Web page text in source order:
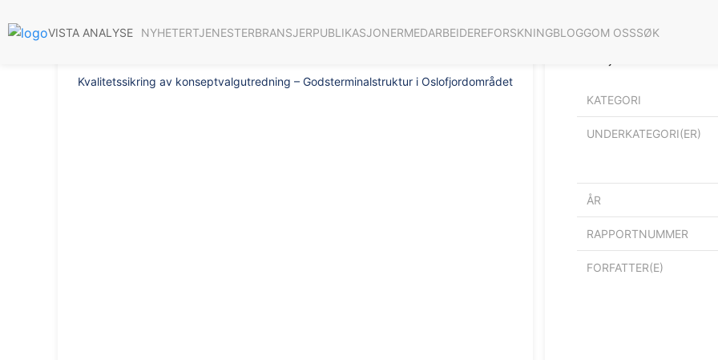
VISTA ANALYSE NYHETERTJENESTERBRANSJERPUBLIKASJONERMEDARBEIDEREFORSKNINGBLOGGOM OSSSØK
Kvalitetssikring av konseptvalgutredning – Godsterminalstruktur i Oslofjordområdet
Kvalitetssikring av
KATEGORI
UNDERKATEGORI(ER)
ÅR
RAPPORTNUMMER
FORFATTER(E)